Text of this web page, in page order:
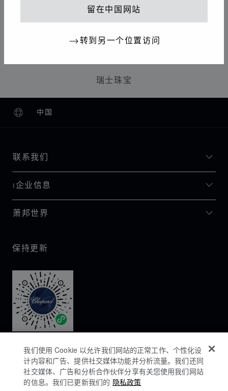
留在中国网站
转到另一个位置访问
珠宝
瑞士珠宝
中国
本地化（更改国家/地区）
更改国家/地区
联系我们
I企业信息
萧邦世界
保持更新
我们使用 Cookie 以允许我们网站的正常工作、个性化设
计内容和广告、提供社交媒体功能并分析流量。我们还同
社交媒体、广告和分析合作伙伴分享有关您使用我们网站
的信息。我们已更新我们的 隐私政策